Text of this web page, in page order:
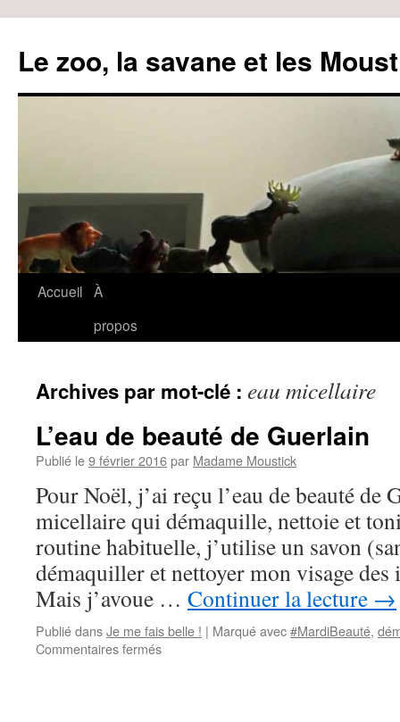
Le zoo, la savane et les
Aller
Accueil À
propos
Archives par mot-clé : eau micellaire
L’eau de beauté de Guerlain
Publié le9 février 2016par Madame Moustick
Pour Noël, j’ai reçu l’eau de beauté de
micellaire qui démaquille, nettoie et
routine habituelle, j’utilise un savon
démaquiller et nettoyer mon visage des
Mais j’avoue … Continuer la lecture →
Publié dansJe me fais belle ! | Marqué avec#MardiBeauté,
Commentaires fermés